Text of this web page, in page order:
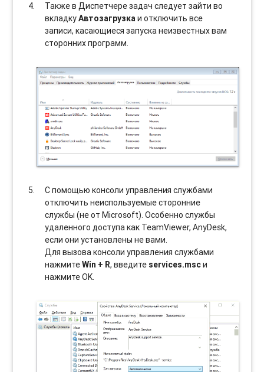
Также в Диспетчере задач следует зайти во
вкладкуАвтозагрузкаи отключить все
записи, касающиеся запуска неизвестных вам
сторонних программ.
С помощью консоли управления службами
отключить неиспользуемые сторонние
службы (не от Microsoft). Особенно службы
удаленного доступа как TeamViewer, AnyDesk,
если они установлены не вами.
Для вызова консоли управления службами
нажмитеWin + R, введите services.mscи
нажмите OK.